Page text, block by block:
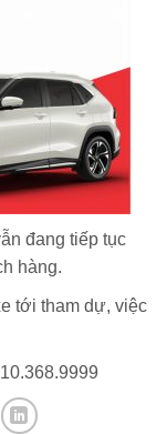
đang tiếp tục
hàng.
tới tham dự, việc